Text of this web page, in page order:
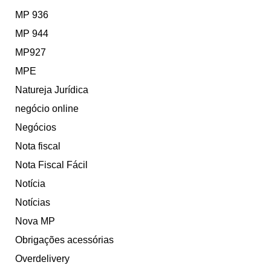
MP 936
MP 944
MP927
MPE
Natureja Jurídica
negócio online
Negócios
Nota fiscal
Nota Fiscal Fácil
Notícia
Notícias
Nova MP
Obrigações acessórias
Overdelivery